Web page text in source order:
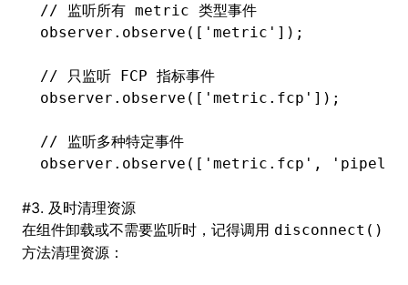
// 监听所有 metric 类型事件
observer .observe ([ 'metric' ]);
// 只监听 FCP 指标事件
observer .observe ([ 'metric.fcp' ]);
// 监听多种特定事件
observer .observe ([ 'metric.fcp' ,
#3. 及时清理资源
在组件卸载或不需要监听时，记得调用 disconnect()
方法清理资源：